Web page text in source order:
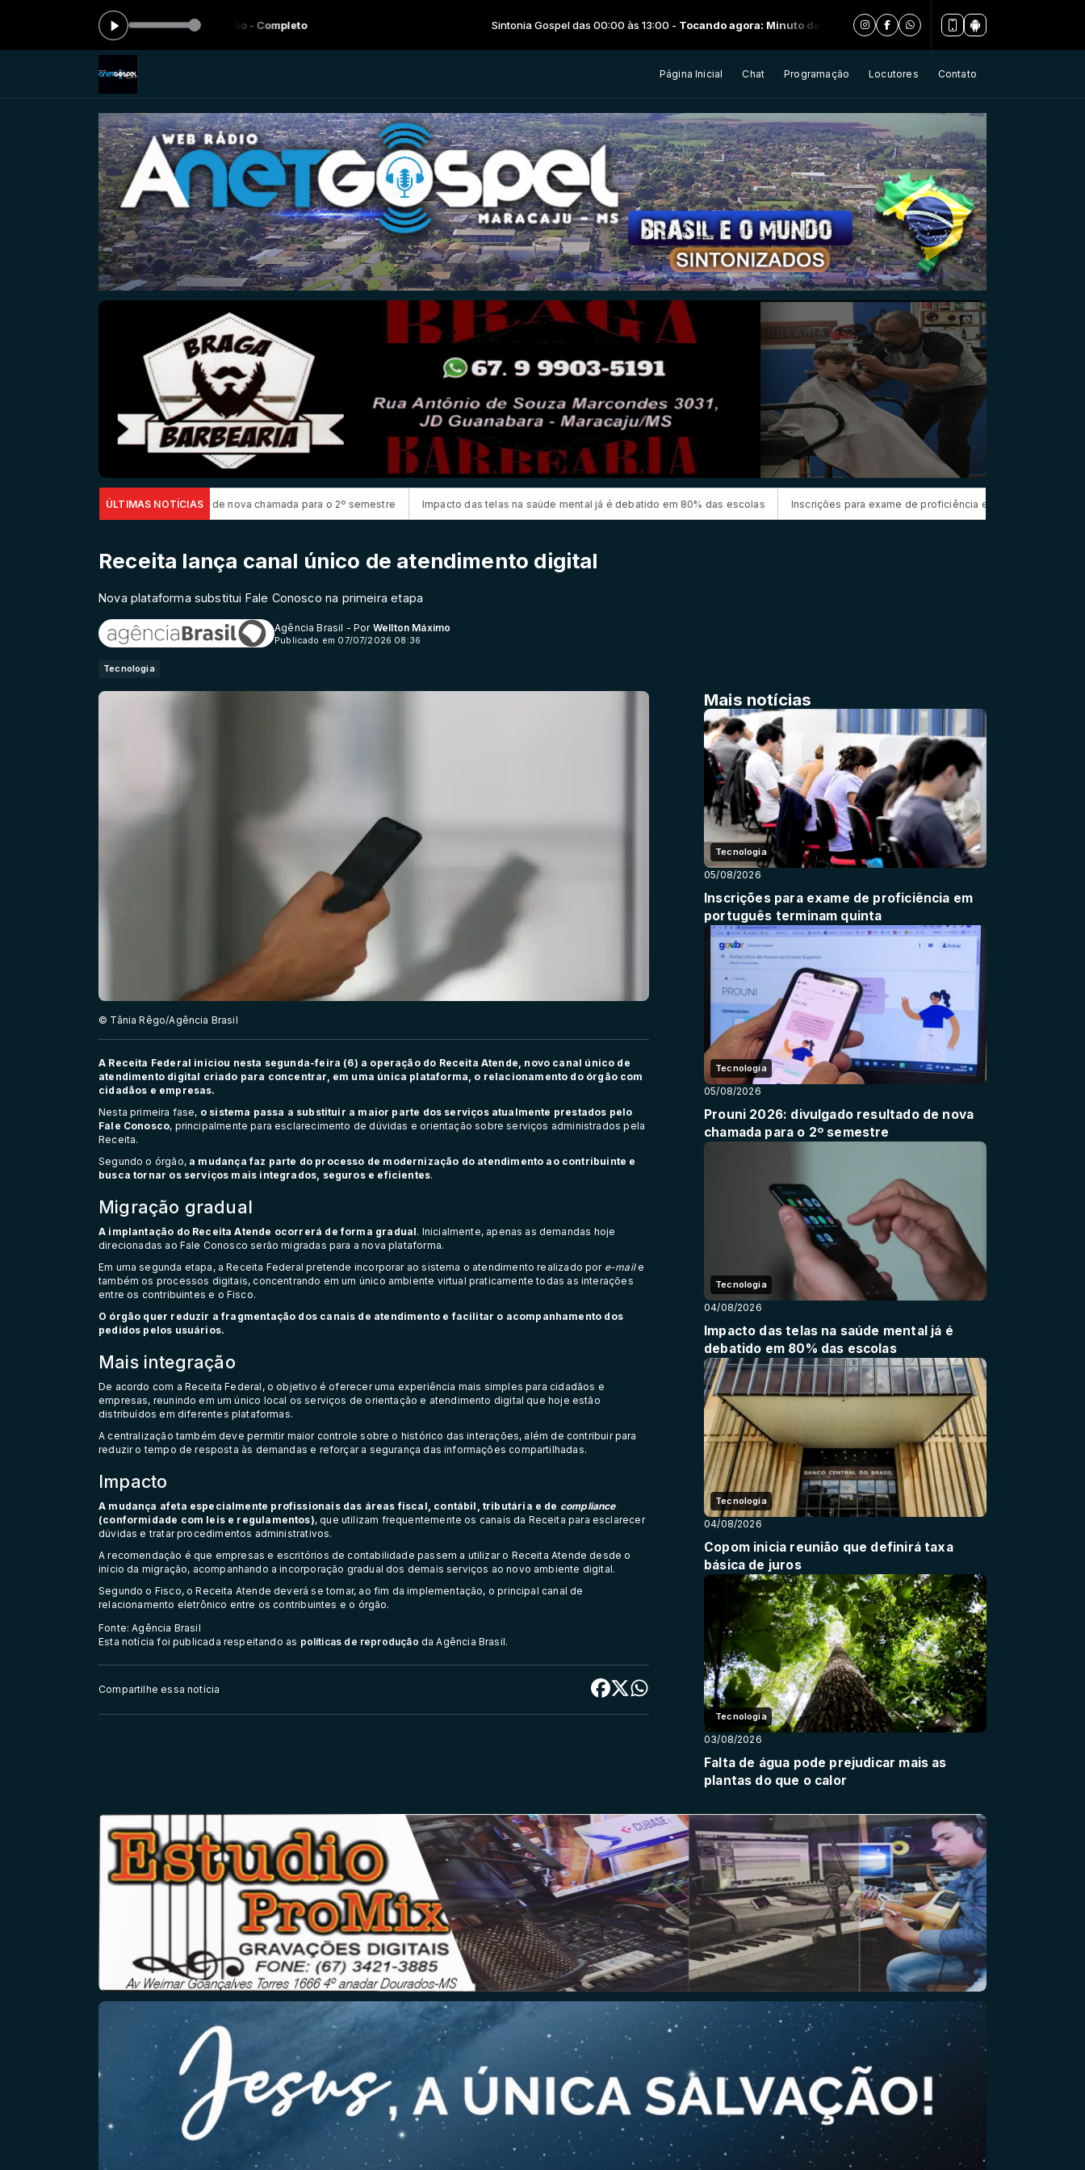
agora: Minuto da oração - Completo Sintonia Gospel das 00:00 às 13:00 -Tocando agora: Minuto da oração - Completo
Página Inicial Chat Programação Locutores Contato
ÚLTIMAS NOTÍCIAS
divulgado resultado de nova chamada para o 2º semestre Impacto das telas na saúde mental já é debatido em 80% das escolas Inscrições para exame de proficiência em português terminam quinta
Receita lança canal único de atendimento digital
Nova plataforma substitui Fale Conosco na primeira etapa
Agência Brasil - Por Wellton Máximo
Publicado em 07/07/2026 08:36
Tecnologia
© Tânia Rêgo/Agência Brasil
A Receita Federal iniciou nesta segunda-feira (6) a operação do Receita Atende, novo canal único de
atendimento digital criado para concentrar, em uma única plataforma, o relacionamento do órgão com
cidadãos e empresas.
Nesta primeira fase, o sistema passa a substituir a maior parte dos serviços atualmente prestados pelo
Fale Conosco, principalmente para esclarecimento de dúvidas e orientação sobre serviços administrados pela
Receita.
Segundo o órgão, a mudança faz parte do processo de modernização do atendimento ao contribuinte e
busca tornar os serviços mais integrados, seguros e eficientes.
Migração gradual
A implantação do Receita Atende ocorrerá de forma gradual. Inicialmente, apenas as demandas hoje
direcionadas ao Fale Conosco serão migradas para a nova plataforma.
Em uma segunda etapa, a Receita Federal pretende incorporar ao sistema o atendimento realizado por e-maile
também os processos digitais, concentrando em um único ambiente virtual praticamente todas as interações
entre os contribuintes e o Fisco.
O órgão quer reduzir a fragmentação dos canais de atendimento e facilitar o acompanhamento dos
pedidos pelos usuários.
Mais integração
De acordo com a Receita Federal, o objetivo é oferecer uma experiência mais simples para cidadãos e
empresas, reunindo em um único local os serviços de orientação e atendimento digital que hoje estão
distribuídos em diferentes plataformas.
A centralização também deve permitir maior controle sobre o histórico das interações, além de contribuir para
reduzir o tempo de resposta às demandas e reforçar a segurança das informações compartilhadas.
Impacto
A mudança afeta especialmente profissionais das áreas fiscal, contábil, tributária e de compliance
(conformidade com leis e regulamentos), que utilizam frequentemente os canais da Receita para esclarecer
dúvidas e tratar procedimentos administrativos.
A recomendação é que empresas e escritórios de contabilidade passem a utilizar o Receita Atende desde o
início da migração, acompanhando a incorporação gradual dos demais serviços ao novo ambiente digital.
Segundo o Fisco, o Receita Atende deverá se tornar, ao fim da implementação, o principal canal de
relacionamento eletrônico entre os contribuintes e o órgão.
Fonte: Agência Brasil
Esta notícia foi publicada respeitando as políticas de reprodução da Agência Brasil.
Compartilhe essa notícia
Mais notícias
Tecnologia
05/08/2026
Inscrições para exame de proficiência em
português terminam quinta
Tecnologia
05/08/2026
Prouni 2026: divulgado resultado de nova
chamada para o 2º semestre
Tecnologia
04/08/2026
Impacto das telas na saúde mental já é
debatido em 80% das escolas
Tecnologia
04/08/2026
Copom inicia reunião que definirá taxa
básica de juros
Tecnologia
03/08/2026
Falta de água pode prejudicar mais as
plantas do que o calor